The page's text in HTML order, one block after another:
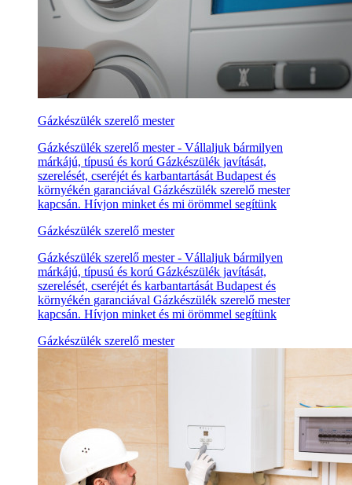
Gázkészülék szerelő mester
Gázkészülék szerelő mester - Vállaljuk bármilyen
márkájú, típusú és korú Gázkészülék javítását,
szerelését, cseréjét és karbantartását Budapest és
környékén garanciával Gázkészülék szerelő mester
kapcsán. Hívjon minket és mi örömmel segítünk
Gázkészülék szerelő mester
Gázkészülék szerelő mester - Vállaljuk bármilyen
márkájú, típusú és korú Gázkészülék javítását,
szerelését, cseréjét és karbantartását Budapest és
környékén garanciával Gázkészülék szerelő mester
kapcsán. Hívjon minket és mi örömmel segítünk
Gázkészülék szerelő mester